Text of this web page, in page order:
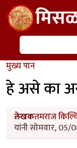
Skip to main content
शोध
मुख्य पान
हे असे का
लेखकतमराज
यांनी सोमवार, 05/